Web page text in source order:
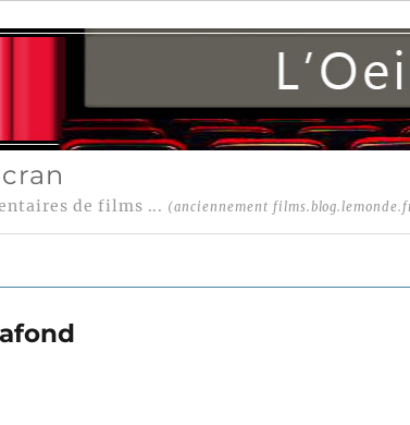
de films ... (anciennement